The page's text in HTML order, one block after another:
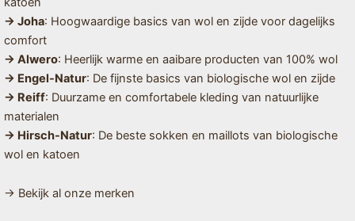
→ Joha: Hoogwaardige basics van wol en zijde voor dagelijks
comfort
→ Alwero: Heerlijk warme en aaibare producten van 100% wol
→ Engel-Natur: De fijnste basics van biologische wol en zijde
→ Reiff: Duurzame en comfortabele kleding van natuurlijke
materialen
→ Hirsch-Natur: De beste sokken en maillots van biologische
wol en katoen
→ Bekijk al onze merken